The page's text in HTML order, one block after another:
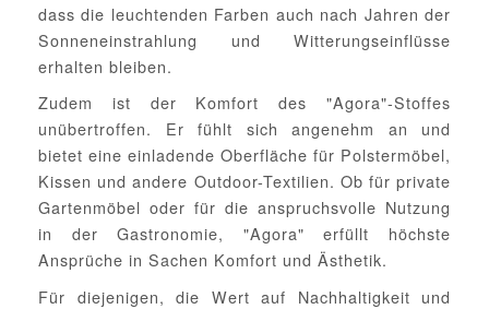
dass die leuchtenden Farben auch nach Jahren der
Sonneneinstrahlung und Witterungseinflüsse
erhalten bleiben.
Zudem ist der Komfort des "Agora"-Stoffes
unübertroffen. Er fühlt sich angenehm an und
bietet eine einladende Oberfläche für Polstermöbel,
Kissen und andere Outdoor-Textilien. Ob für private
Gartenmöbel oder für die anspruchsvolle Nutzung
in der Gastronomie, "Agora" erfüllt höchste
Ansprüche in Sachen Komfort und Ästhetik.
Für diejenigen, die Wert auf Nachhaltigkeit und